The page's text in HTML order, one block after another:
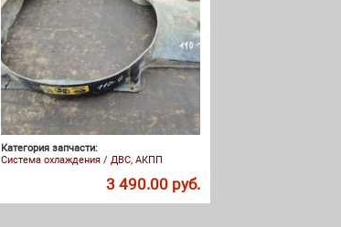
Категория запчасти:
Система охлаждения / ДВС, АКПП
3 490.00 руб.